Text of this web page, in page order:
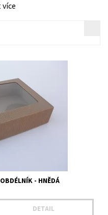
- 60 mm Výška víka - 60 mm
- hnědá
- HNĚDÁ
DETAIL